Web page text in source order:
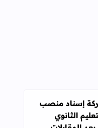
إسناد منصب مدير بمؤسسات
إسناد منصب
الثانوي